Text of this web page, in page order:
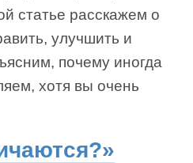
статье расскажем о
улучшить и
почему иногда
хотя вы очень